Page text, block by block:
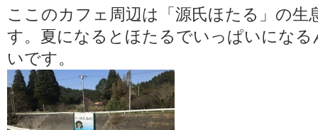
ここのカフェ周辺は「源氏ほたる」の生
す。夏になるとほたるでいっぱいにな
いです。